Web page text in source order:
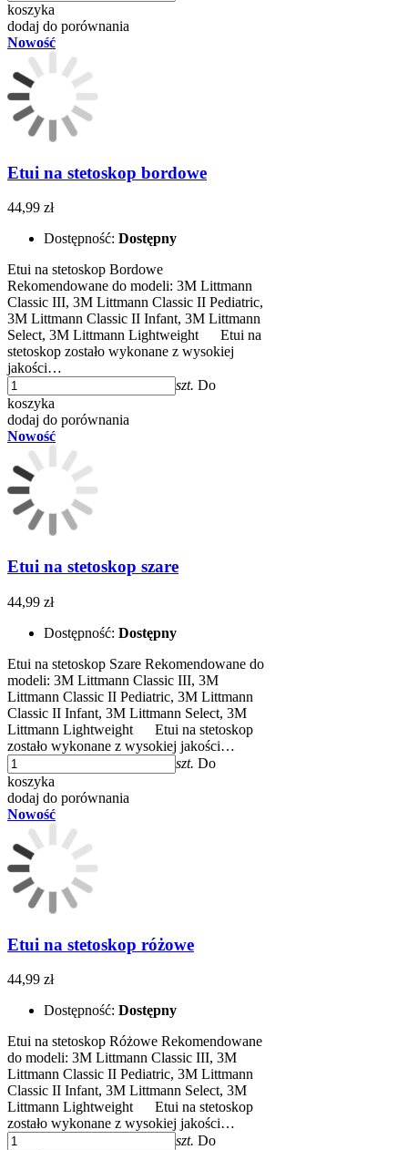
koszyka
dodaj do porównania
Nowość
Etui na stetoskop bordowe
44,99 zł
Dostępność: Dostępny
Etui na stetoskop Bordowe
Rekomendowane do modeli: 3M Littmann
Classic III, 3M Littmann Classic II Pediatric,
3M Littmann Classic II Infant, 3M Littmann
Select, 3M Littmann Lightweight ​​ Etui na
stetoskop zostało wykonane z wysokiej
jakości…
szt. Do
koszyka
dodaj do porównania
Nowość
Etui na stetoskop szare
44,99 zł
Dostępność: Dostępny
Etui na stetoskop Szare Rekomendowane do
modeli: 3M Littmann Classic III, 3M
Littmann Classic II Pediatric, 3M Littmann
Classic II Infant, 3M Littmann Select, 3M
Littmann Lightweight ​​ Etui na stetoskop
zostało wykonane z wysokiej jakości…
szt. Do
koszyka
dodaj do porównania
Nowość
Etui na stetoskop różowe
44,99 zł
Dostępność: Dostępny
Etui na stetoskop Różowe Rekomendowane
do modeli: 3M Littmann Classic III, 3M
Littmann Classic II Pediatric, 3M Littmann
Classic II Infant, 3M Littmann Select, 3M
Littmann Lightweight ​​ Etui na stetoskop
zostało wykonane z wysokiej jakości…
szt. Do